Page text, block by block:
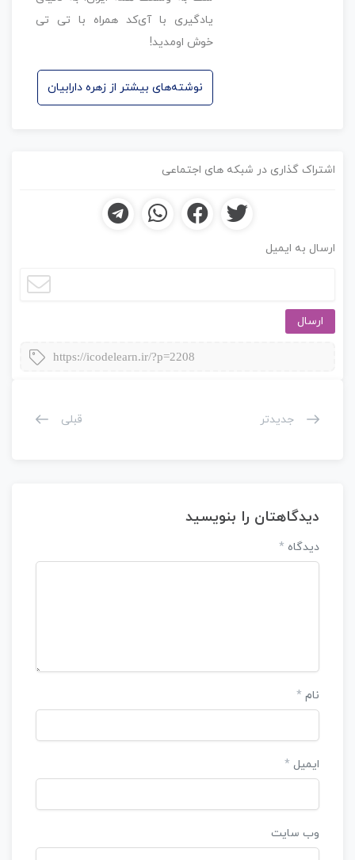
یادگیری با آی‌کد همراه با تی تی
خوش اومدید!
نوشته‌های بیشتر از زهره دارابیان
اشتراک گذاری در شبکه های اجتماعی
ارسال به ایمیل
ارسال
https://icodelearn.ir/?p=2208
جدیدتر قبلی
دیدگاهتان را بنویسید
دیدگاه *
نام *
ایمیل *
وب‌ سایت